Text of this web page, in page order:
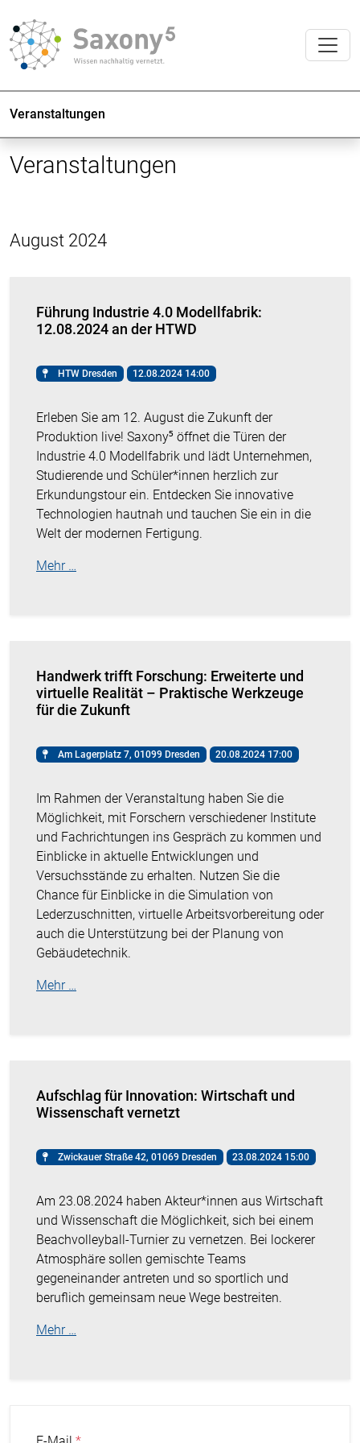
Veranstaltungen
Veranstaltungen
August 2024
Führung Industrie 4.0 Modellfabrik:
12.08.2024 an der HTWD
HTW Dresden 12.08.2024 14:00
Erleben Sie am 12. August die Zukunft der
Produktion live! Saxony⁵ öffnet die Türen der
Industrie 4.0 Modellfabrik und lädt Unternehmen,
Studierende und Schüler*innen herzlich zur
Erkundungstour ein. Entdecken Sie innovative
Technologien hautnah und tauchen Sie ein in die
Welt der modernen Fertigung.
Mehr …
Handwerk trifft Forschung: Erweiterte und
virtuelle Realität – Praktische Werkzeuge
für die Zukunft
Am Lagerplatz 7, 01099 Dresden 20.08.2024 17:00
Im Rahmen der Veranstaltung haben Sie die
Möglichkeit, mit Forschern verschiedener Institute
und Fachrichtungen ins Gespräch zu kommen und
Einblicke in aktuelle Entwicklungen und
Versuchsstände zu erhalten. Nutzen Sie die
Chance für Einblicke in die Simulation von
Lederzuschnitten, virtuelle Arbeitsvorbereitung oder
auch die Unterstützung bei der Planung von
Gebäudetechnik.
Mehr …
Aufschlag für Innovation: Wirtschaft und
Wissenschaft vernetzt
Zwickauer Straße 42, 01069 Dresden 23.08.2024 15:00
Am 23.08.2024 haben Akteur*innen aus Wirtschaft
und Wissenschaft die Möglichkeit, sich bei einem
Beachvolleyball-Turnier zu vernetzen. Bei lockerer
Atmosphäre sollen gemischte Teams
gegeneinander antreten und so sportlich und
beruflich gemeinsam neue Wege bestreiten.
Mehr …